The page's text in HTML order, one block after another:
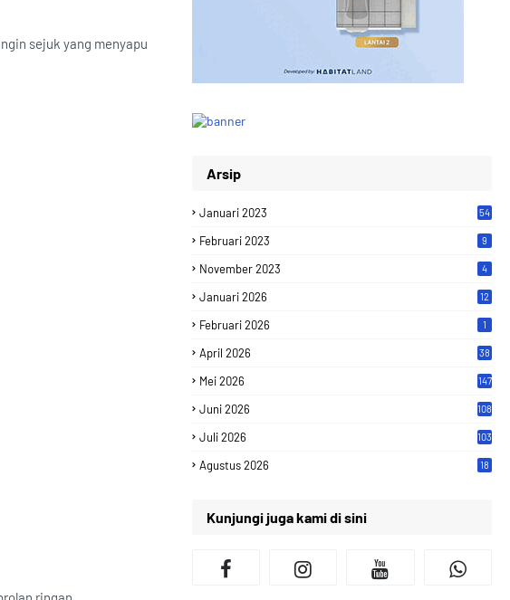
sejuk yang menyapu
Arsip
Januari 2023 54
Februari 2023 9
November 2023 4
Januari 2026 12
Februari 2026 1
April 2026 38
Mei 2026 147
Juni 2026 108
Juli 2026 103
Agustus 2026 18
Kunjungi juga kami di sini